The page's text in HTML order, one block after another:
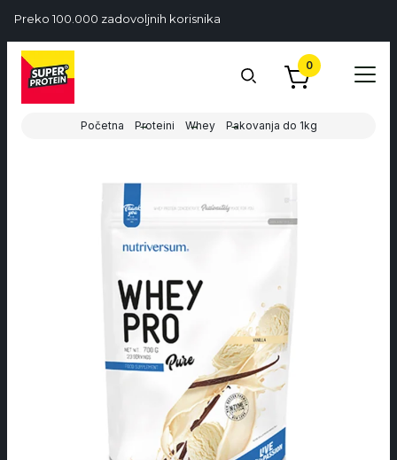
Preko 100.000 zadovoljnih korisnika
0
Početna Proteini Whey Pakovanja do 1kg